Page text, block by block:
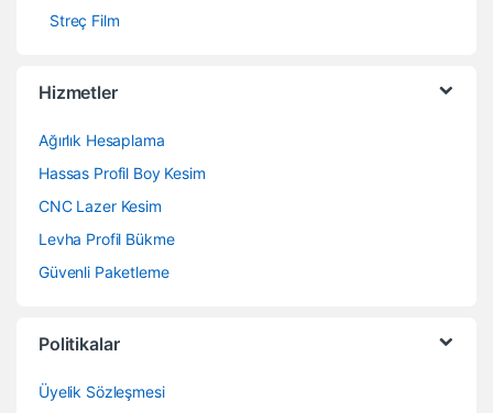
Streç Film
Hizmetler
Ağırlık Hesaplama
Hassas Profil Boy Kesim
CNC Lazer Kesim
Levha Profil Bükme
Güvenli Paketleme
Politikalar
Üyelik Sözleşmesi